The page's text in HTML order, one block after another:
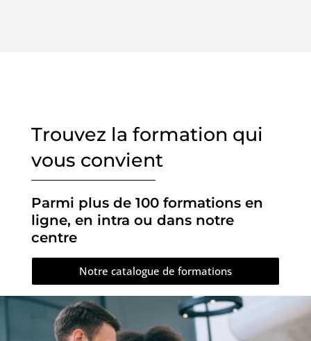
Trouvez la formation qui
vous convient
Parmi plus de 100 formations en
ligne, en intra ou dans notre
centre
Notre catalogue de formations